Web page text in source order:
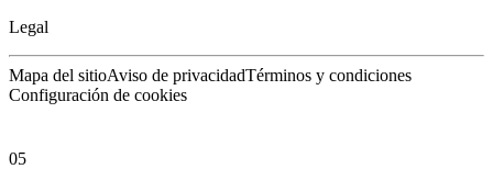
Legal
Mapa del sitioAviso de privacidadTérminos y condiciones
Configuración de cookies
05